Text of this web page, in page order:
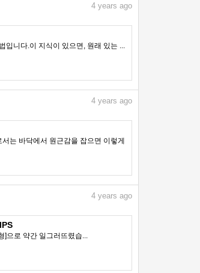
4 years ago
입니다.이 지식이 있으면, 원래 있는 ...
4 years ago
는 바닥에서 원근감을 잡으면 이렇게
4 years ago
]으로 약간 일그러뜨렸습...